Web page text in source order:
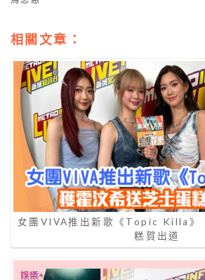
相關文章：
女團VIVA推出新歌《Topic Killa》
糕賀出道